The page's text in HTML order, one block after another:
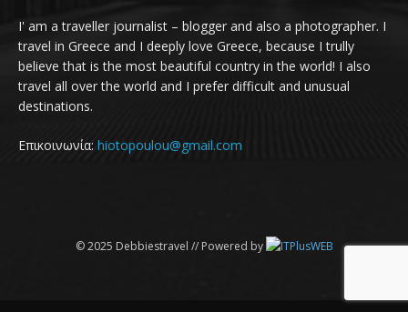
I' am a traveller journalist – blogger and also a photographer. I
travel in Greece and I deeply love Greece, because I trully
believe that is the most beautiful country in the world! I also
travel all over the world and I prefer difficult and unusual
destinations.
Επικοινωνία: hiotopoulou@gmail.com
© 2025 Debbiestravel // Powered by